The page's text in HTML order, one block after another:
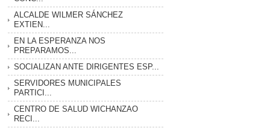
ALCALDE WILMER SÁNCHEZ
EXTIEN...
EN LA ESPERANZA NOS
PREPARAMOS...
SOCIALIZAN ANTE DIRIGENTES ESP...
SERVIDORES MUNICIPALES
PARTICI...
CENTRO DE SALUD WICHANZAO
RECI...